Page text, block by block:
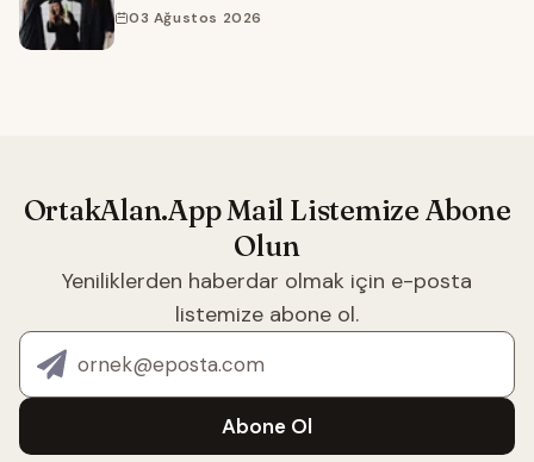
03 Ağustos 2026
OrtakAlan.App Mail Listemize Abone
Olun
Yeniliklerden haberdar olmak için e-posta
listemize abone ol.
E-posta adresin
Abone Ol